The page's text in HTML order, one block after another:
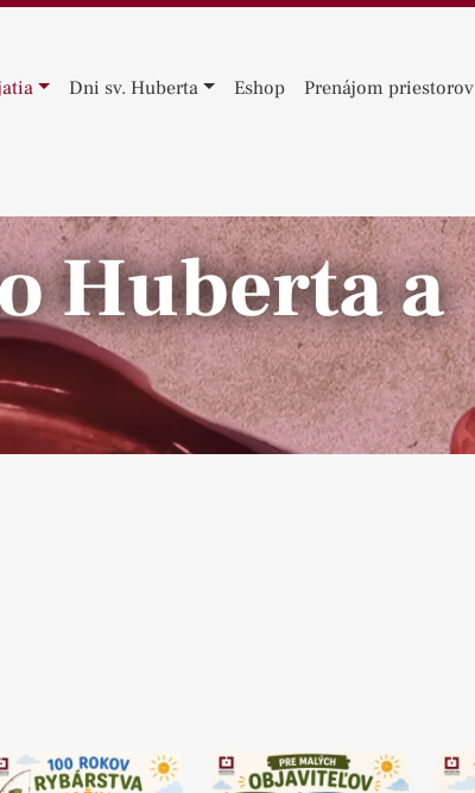
Dni sv. Huberta Eshop
Prenájom priestorov
Huberta a